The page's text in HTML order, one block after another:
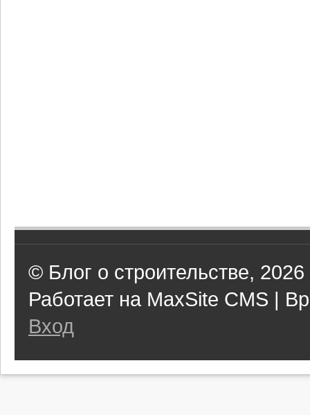
© Блог о строительстве, 2026
Работает на MaxSite CMS |
Вход